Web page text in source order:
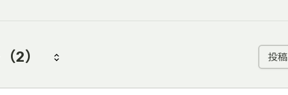
（2） 投稿